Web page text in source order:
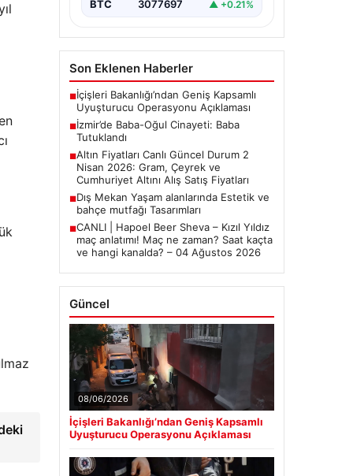
BTC 3077697 ▲ +0.21%
Son Eklenen Haberler
■İçişleri Bakanlığı’ndan Geniş Kapsamlı
Uyuşturucu Operasyonu Açıklaması
■İzmir’de Baba-Oğul Cinayeti: Baba
Tutuklandı
■Altın Fiyatları Canlı Güncel Durum 2
Nisan 2026: Gram, Çeyrek ve
Cumhuriyet Altını Alış Satış Fiyatları
■Dış Mekan Yaşam alanlarında Estetik ve
bahçe mutfağı Tasarımları
■CANLI | Hapoel Beer Sheva – Kızıl Yıldız
maç anlatımı! Maç ne zaman? Saat kaçta
ve hangi kanalda? – 04 Ağustos 2026
Güncel
08/06/2026
İçişleri Bakanlığı’ndan Geniş Kapsamlı
Uyuşturucu Operasyonu Açıklaması